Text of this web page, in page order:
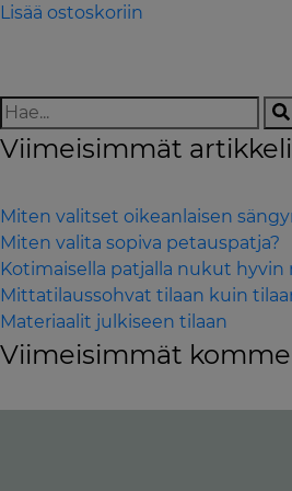
was:
is:
Lisää ostoskoriin
Viimeisimmät
Miten valitset oikeanlaisen
Miten valita sopiva petauspatja?
Kotimaisella patjalla nukut hyvin
Mittatilaussohvat tilaan kuin
Materiaalit julkiseen tilaan
Viimeisimmät